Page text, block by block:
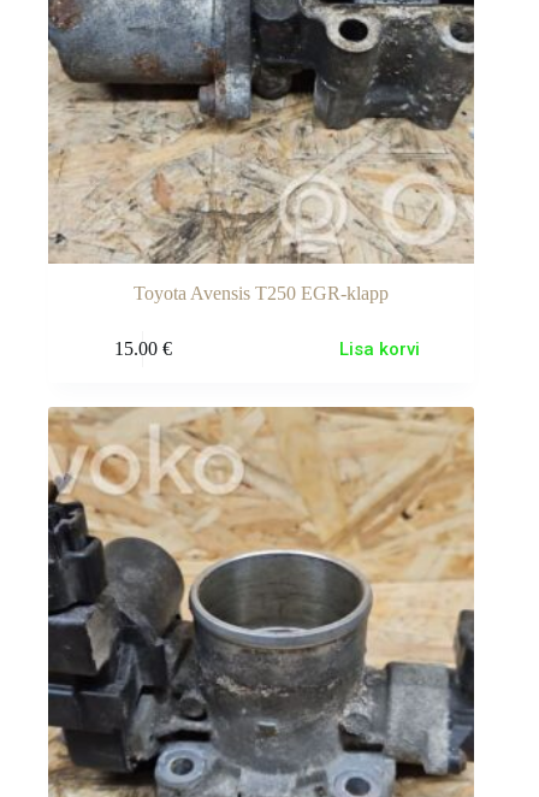
Toyota Avensis T250 EGR-klapp
15.00 € Lisa korvi